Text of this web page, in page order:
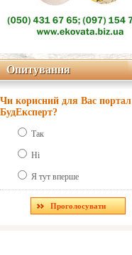
Опитування
Опитування
Чи корисний для Вас портал
БудЕксперт?
Так
Ні
Я тут вперше